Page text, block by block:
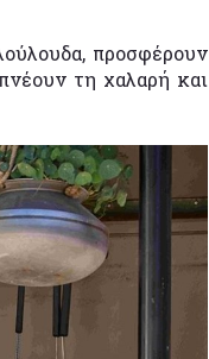
προσφέρουν
τη χαλαρή και